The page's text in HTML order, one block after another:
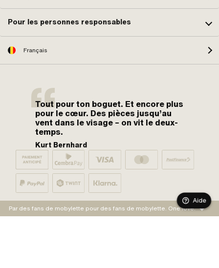
Pour les personnes responsables
Français
Tout pour ton boguet. Et encore plus
pour le cœur. Des pièces jusqu’au
vent dans le visage – on vit le deux-
temps.
Kurt Bernhard
Par des fans de mobylette pour des fans de mobylette. One love.
Aide